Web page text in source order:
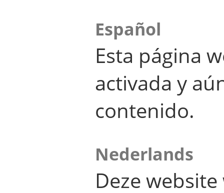
Español
Esta página
activada y
contenido.
Nederlands
Deze